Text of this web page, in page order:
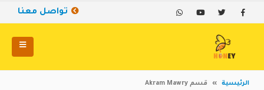
تواصل معنا
الرئيسية » قسم Akram Mawry